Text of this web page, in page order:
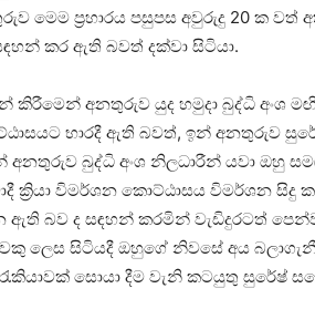
මෙම ප්‍රහාරය පසුපස අවුරුදු 20 ක වත්
කර ඇති බවත් දක්වා සිටියා.
කිරීමෙන් අනතුරුව යුද හමුදා බුද්ධි අංශ
භාරදී ඇති බවත්, ඉන් අනතුරුව
අනතුරුව බුද්ධි අංශ නිලධාරීන් යවා ඔහු
ක්‍රියා විමර්ශන කොට්ඨාසය විමර්ශන
බව ද සඳහන් කරමින් වැඩිදුරටත්
ලෙස සිටියදී ඔහුගේ නිවසේ අය
සොයා දීම වැනි කටයුතු සුරේෂ්